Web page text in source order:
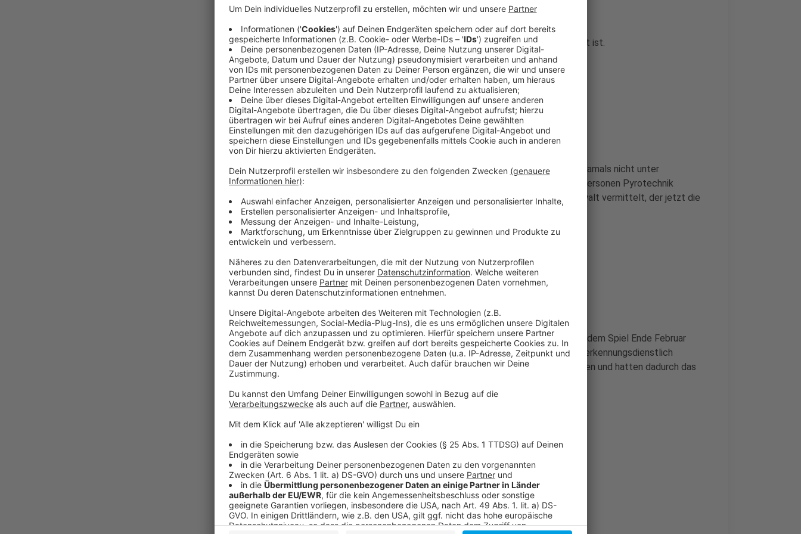
Die Fanhilfe möchte aufklären, was am 23. Februar in Köln passiert ist.
Anzeige
Generalverdacht oder nicht?
Anzeige
Sie will sicherstellen, dass die 500 festgesetzten Fortuna-Fans damals nicht unter
Generalverdacht gestellt wurden - weil zum Beispiel bei einigen Personen Pyrotechnik
gefunden wurde. Daher hat sie an die zwei Betroffenen einen Anwalt vermittelt, der jetzt die
Akten einsehen konnte.
Anzeige
Zweifel am Einsatz der Polizei
Anzeige
Der bestätigt, dass es Zweifel an dem Einsatz geben könnte. Bei dem Spiel Ende Februar
waren 500 Fortuna-Fans in Köln von der Polizei eingekesselt und erkennungsdienstlich
untersucht worden. Sie wurden außerdem der Stadt Köln verwiesen und hatten dadurch das
Anzeige
Weitere Infos und Links zum Thema:
Anzeige
Die Fanhilfe Fortuna: